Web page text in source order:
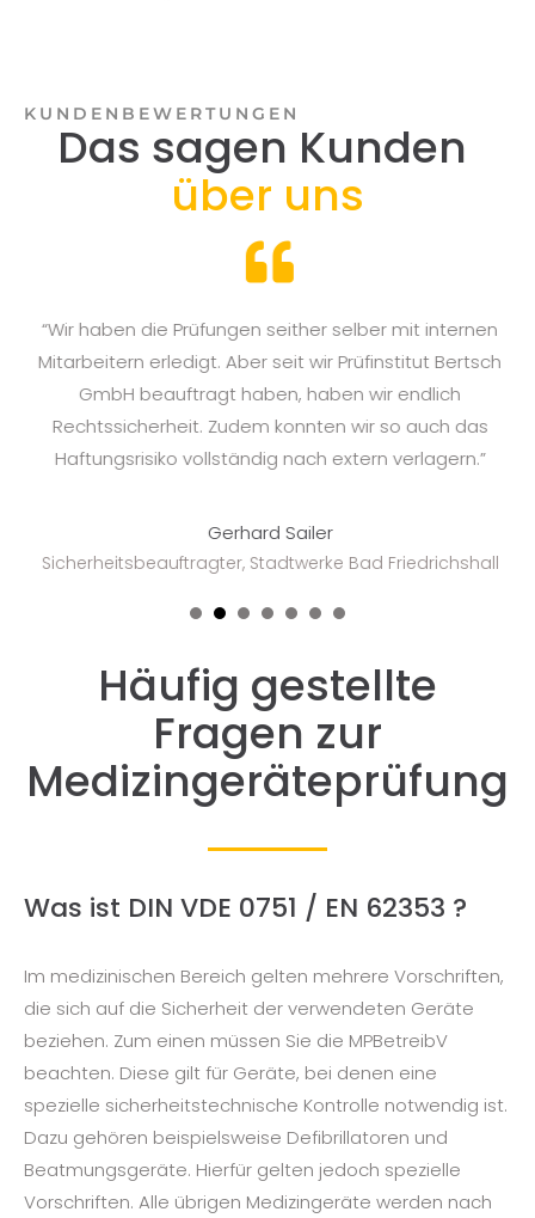
KUNDENBEWERTUNGEN
Das sagen Kunden
über uns
“Wir haben die Prüfungen seither selber mit internen
Mitarbeitern erledigt. Aber seit wir Prüfinstitut Bertsch
GmbH beauftragt haben, haben wir endlich
Rechtssicherheit. Zudem konnten wir so auch das
Haftungsrisiko vollständig nach extern verlagern.”
Gerhard Sailer
Sicherheitsbeauftragter, Stadtwerke Bad Friedrichshall
Häufig gestellte
Fragen zur
Medizingeräteprüfung
Was ist DIN VDE 0751 / EN 62353 ?
Im medizinischen Bereich gelten mehrere Vorschriften,
die sich auf die Sicherheit der verwendeten Geräte
beziehen. Zum einen müssen Sie die MPBetreibV
beachten. Diese gilt für Geräte, bei denen eine
spezielle sicherheitstechnische Kontrolle notwendig ist.
Dazu gehören beispielsweise Defibrillatoren und
Beatmungsgeräte. Hierfür gelten jedoch spezielle
Vorschriften. Alle übrigen Medizingeräte werden nach